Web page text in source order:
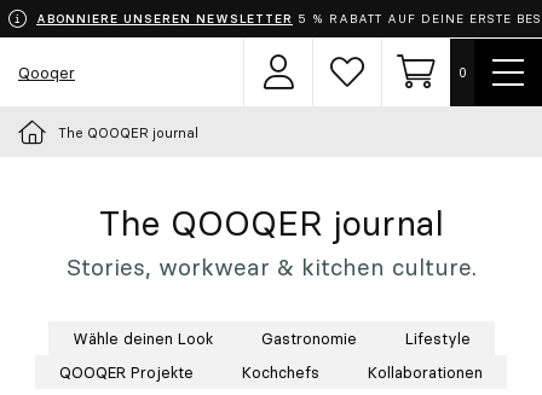
ABONNIERE UNSEREN NEWSLETTER 5 % RABATT AUF DEINE ERSTE
Qooqer
Wähle dein Outfit
Schürzen
Bekleidung
Schuhe
Benutzerbereich
Wunschzettel
0
Menü
The QOOQER journal
The QOOQER journal
Stories, workwear & kitchen culture.
Wähle deinen Look Gastronomie
Lifestyle
QOOQER Projekte
Kochchefs Kollaborationen